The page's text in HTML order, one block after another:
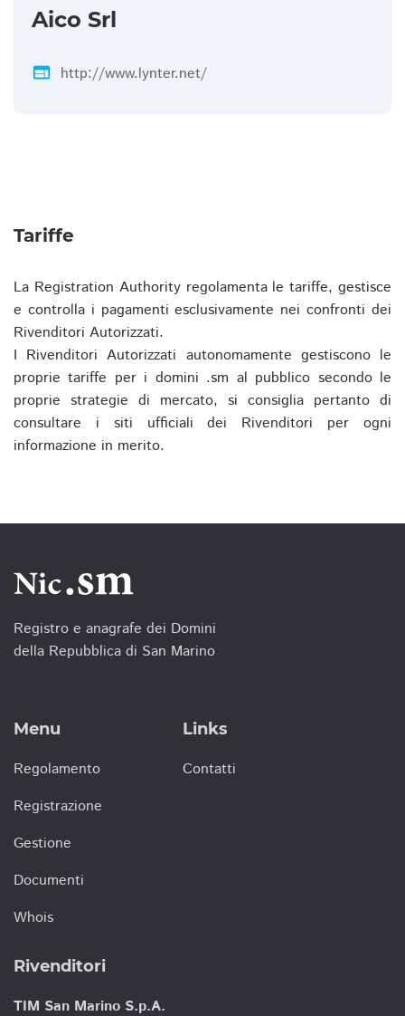
Aico Srl
web http://www.lynter.net/
Tariffe
La Registration Authority regolamenta le tariffe, gestisce
e controlla i pagamenti esclusivamente nei confronti dei
Rivenditori Autorizzati.
I Rivenditori Autorizzati autonomamente gestiscono le
proprie tariffe per i domini .sm al pubblico secondo le
proprie strategie di mercato, si consiglia pertanto di
consultare i siti ufficiali dei Rivenditori per ogni
informazione in merito.
Registro e anagrafe dei Domini
della Repubblica di San Marino
Menu
Regolamento
Registrazione
Gestione
Documenti
Whois
Links
Contatti
Rivenditori
TIM San Marino S.p.A.